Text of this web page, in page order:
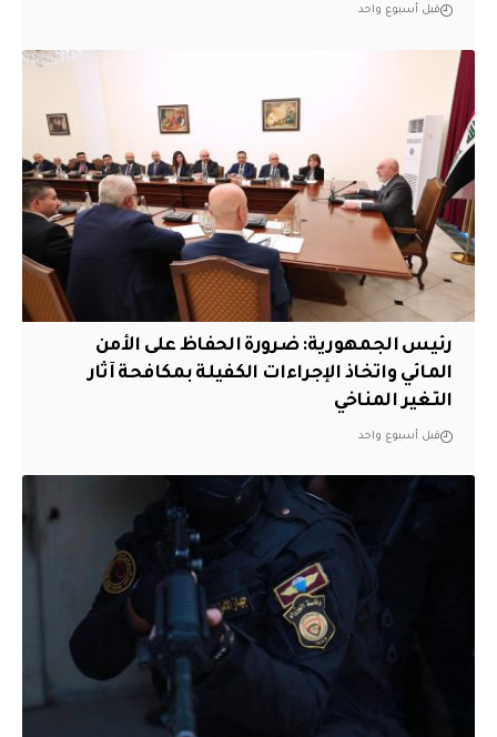
قبل أسبوع واحد
رئيس الجمهورية: ضرورة الحفاظ على الأمن
المائي واتخاذ الإجراءات الكفيلة بمكافحة آثار
التغير المناخي
قبل أسبوع واحد